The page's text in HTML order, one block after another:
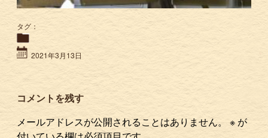
タグ：
2021年3月13日
コメントを残す
メールアドレスが公開されることはありません。
※ が